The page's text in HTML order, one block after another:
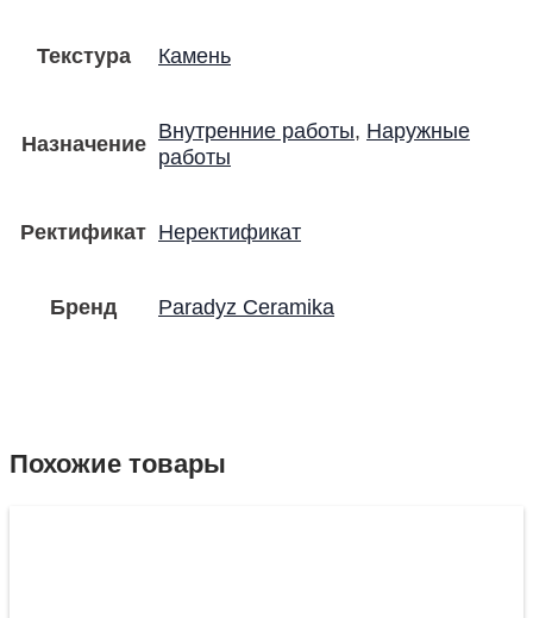
Текстура Камень
Назначение
Внутренние работы, Наружные
работы
Ректификат Неректификат
Бренд Paradyz Ceramika
Похожие товары